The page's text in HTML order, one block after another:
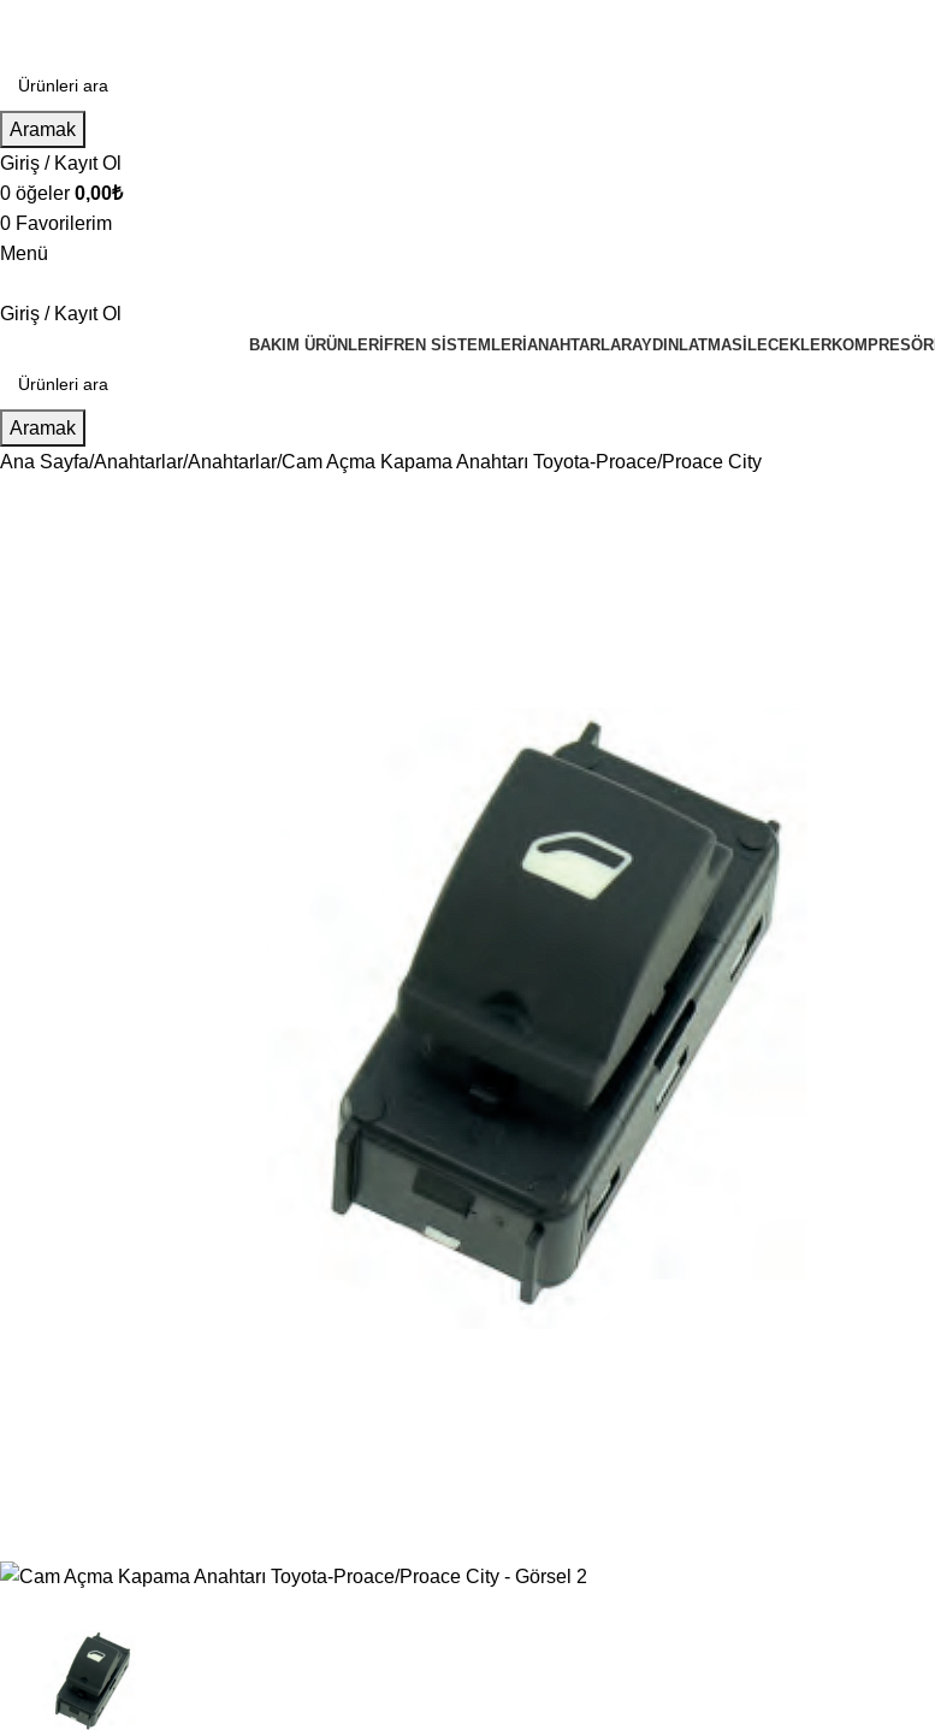
Aramak
Giriş / Kayıt Ol
0 öğeler 0,00₺
0 Favorilerim
Menü
Giriş / Kayıt Ol
BAKIM ÜRÜNLERI FREN SISTEMLERI ANAHTARLARAYDINLATMASILECEKLER
Aramak
Ana Sayfa Anahtarlar Anahtarlar Cam Açma Kapama Anahtarı Toyota-Proace/Proace City